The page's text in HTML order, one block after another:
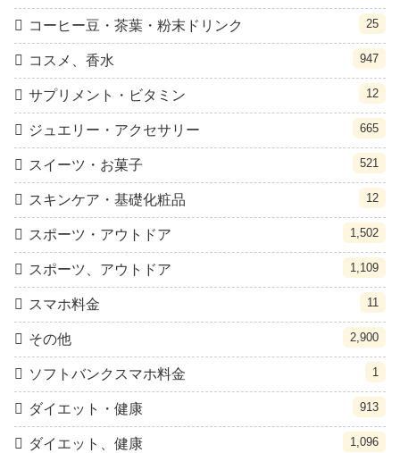
コーヒー豆・茶葉・粉末ドリンク 25
コスメ、香水 947
サプリメント・ビタミン 12
ジュエリー・アクセサリー 665
スイーツ・お菓子 521
スキンケア・基礎化粧品 12
スポーツ・アウトドア 1,502
スポーツ、アウトドア 1,109
スマホ料金 11
その他 2,900
ソフトバンクスマホ料金 1
ダイエット・健康 913
ダイエット、健康 1,096